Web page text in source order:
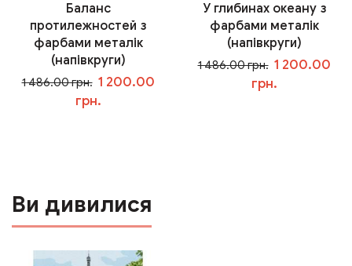
Баланс
протилежностей з
фарбами металік
(напівкруги)
1 486.00 грн. 1 200.00
грн.
У глибинах океану з
фарбами металік
(напівкруги)
1 486.00 грн. 1 200.00
грн.
Ви дивилися